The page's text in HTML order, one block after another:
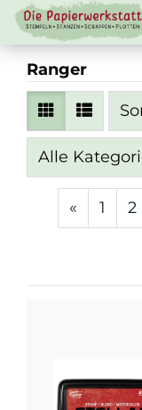
Ranger
Alle
« 1 2